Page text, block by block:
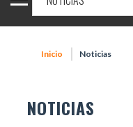
Inicio Noticias
NOTICIAS